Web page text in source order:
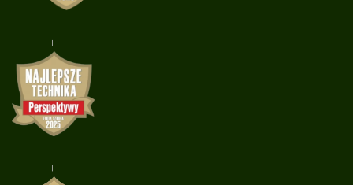
+
+